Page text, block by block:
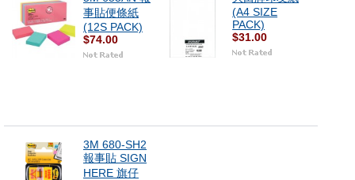
事貼便條紙
(12S PACK)
$74.00
(A4 SIZE
PACK)
$31.00
3M 680-SH2
報事貼 SIGN
HERE 旗仔